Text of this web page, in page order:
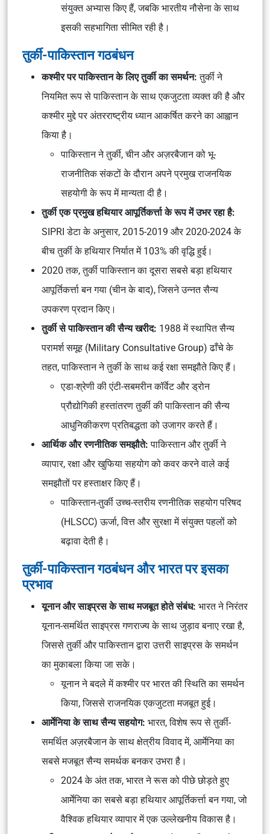
संयुक्त अभ्यास किए हैं, जबकि भारतीय नौसेना के साथ
इसकी सहभागिता सीमित रही है।
तुर्की-पाकिस्तान गठबंधन
कश्मीर पर पाकिस्तान के लिए तुर्की का समर्थन:तुर्की ने
नियमित रूप से पाकिस्तान के साथ एकजुटता व्यक्त की है और
कश्मीर मुद्दे पर अंतरराष्ट्रीय ध्यान आकर्षित करने का आह्वान
किया है।
पाकिस्तान ने तुर्की, चीन और अज़रबैजान को भू-
राजनीतिक संकटों के दौरान अपने प्रमुख राजनयिक
सहयोगी के रूप में मान्यता दी है।
तुर्की एक प्रमुख हथियार आपूर्तिकर्त्ता के रूप में उभर रहा है:
SIPRI डेटा के अनुसार, 2015-2019 और 2020-2024 के
बीच तुर्की के हथियार निर्यात में 103% की वृद्धि हुई।
2020 तक, तुर्की पाकिस्तान का दूसरा सबसे बड़ा हथियार
आपूर्तिकर्त्ता बन गया (चीन के बाद), जिसने उन्नत सैन्य
उपकरण प्रदान किए।
तुर्की से पाकिस्तान की सैन्य खरीद: 1988 में स्थापित सैन्य
परामर्श समूह (Military Consultative Group) ढाँचे के
तहत, पाकिस्तान ने तुर्की के साथ कई रक्षा समझौते किए हैं।
एडा-श्रेणी की एंटी-सबमरीन कॉर्वेट और ड्रोन
प्रौद्योगिकी हस्तांतरण तुर्की की पाकिस्तान की सैन्य
आधुनिकीकरण प्रतिबद्धता को उजागर करते हैं।
आर्थिक और रणनीतिक समझौते: पाकिस्तान और तुर्की ने
व्यापार, रक्षा और खुफिया सहयोग को कवर करने वाले कई
समझौतों पर हस्ताक्षर किए हैं।
पाकिस्तान-तुर्की उच्च-स्तरीय रणनीतिक सहयोग परिषद
(HLSCC) ऊर्जा, वित्त और सुरक्षा में संयुक्त पहलों को
बढ़ावा देती है।
तुर्की-पाकिस्तान गठबंधन और भारत पर इसका
प्रभाव
यूनान और साइप्रस के साथ मजबूत होते संबंध: भारत ने निरंतर
यूनान-समर्थित साइप्रस गणराज्य के साथ जुड़ाव बनाए रखा है,
जिससे तुर्की और पाकिस्तान द्वारा उत्तरी साइप्रस के समर्थन
का मुकाबला किया जा सके।
यूनान ने बदले में कश्मीर पर भारत की स्थिति का समर्थन
किया, जिससे राजनयिक एकजुटता मजबूत हुई।
आर्मेनिया के साथ सैन्य सहयोग: भारत, विशेष रूप से तुर्की-
समर्थित अज़रबैजान के साथ क्षेत्रीय विवाद में, आर्मेनिया का
सबसे मजबूत सैन्य समर्थक बनकर उभरा है।
2024 के अंत तक, भारत ने रूस को पीछे छोड़ते हुए
आर्मेनिया का सबसे बड़ा हथियार आपूर्तिकर्त्ता बन गया, जो
वैश्विक हथियार व्यापार में एक उल्लेखनीय विकास है।